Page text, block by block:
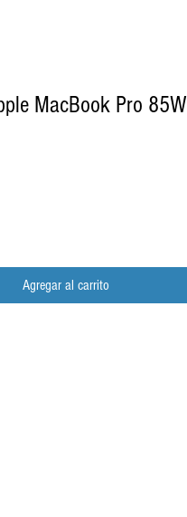
MacBook Pro 85W
Agregar al carrito